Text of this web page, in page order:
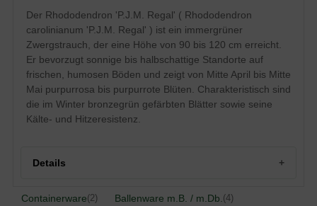
Blatt
Immergrün, länglich-elliptisch, glänzend,
duftend, dunkelgrün, im Winter
bronzegrün, 5 bis 10 cm lang
Frucht
Kapselfrucht
Blüte
Purpurrosa bis purpurrot, trichterförmig,
bis zu 45 mm im Durchmesser, zahlreich
Blütezeit
Mitte April bis Mitte Mai
Rinde
Bräunlich
Wurzeln
Flachwurzler
Standort
Regal' (Rhododendron 'P. J. M. Regal')
Der Rhododendron 'P.J.M. Regal' ( Rhododendron
carolinianum 'P.J.M. Regal' ) ist ein immergrüner
Zwergstrauch, der eine Höhe von 90 bis 120 cm erreicht.
Er bevorzugt sonnige bis halbschattige Standorte auf
frischen, humosen Böden und zeigt von Mitte April bis Mitte
Mai purpurrosa bis purpurrote Blüten. Charakteristisch sind
die im Winter bronzegrün gefärbten Blätter sowie seine
Kälte- und Hitzeresistenz.
Details
Containerware(2) Ballenware m.B. / m.Db. (4)